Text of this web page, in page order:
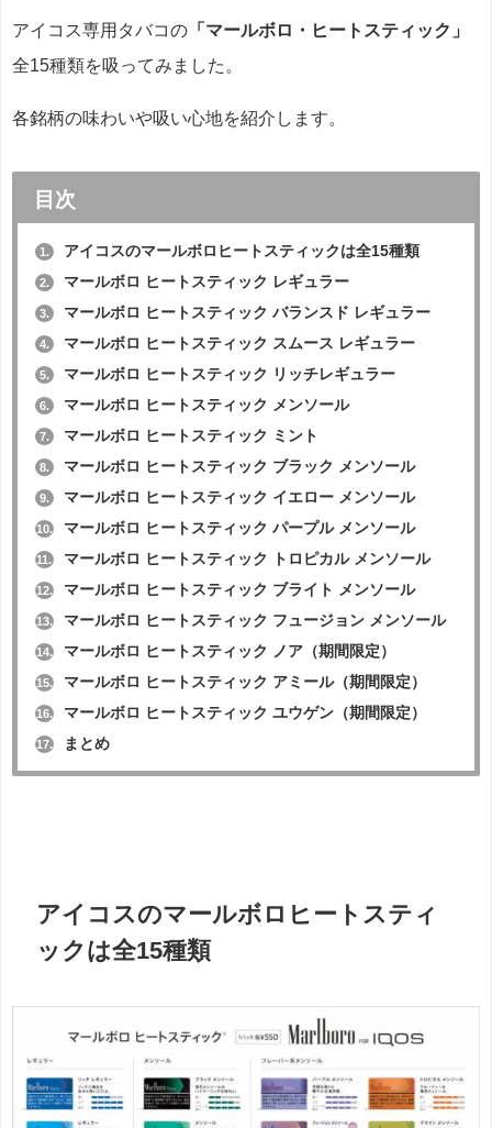
アイコス専用タバコの 「マールボロ・ヒートスティック」
全15種類を吸ってみました。
各銘柄の味わいや吸い心地を紹介します。
目次
1. アイコスのマールボロヒートスティックは全15種類
2. マールボロ ヒートスティック レギュラー
3. マールボロ ヒートスティック バランスド レギュラー
4. マールボロ ヒートスティック スムース レギュラー
5. マールボロ ヒートスティック リッチレギュラー
6. マールボロ ヒートスティック メンソール
7. マールボロ ヒートスティック ミント
8. マールボロ ヒートスティック ブラック メンソール
9. マールボロ ヒートスティック イエロー メンソール
10. マールボロ ヒートスティック パープル メンソール
11. マールボロ ヒートスティック トロピカル メンソール
12. マールボロ ヒートスティック ブライト メンソール
13. マールボロ ヒートスティック フュージョン メンソール
14. マールボロ ヒートスティック ノア（期間限定）
15. マールボロ ヒートスティック アミール（期間限定）
16. マールボロ ヒートスティック ユウゲン（期間限定）
17. まとめ
アイコスのマールボロヒートスティ
ックは全15種類